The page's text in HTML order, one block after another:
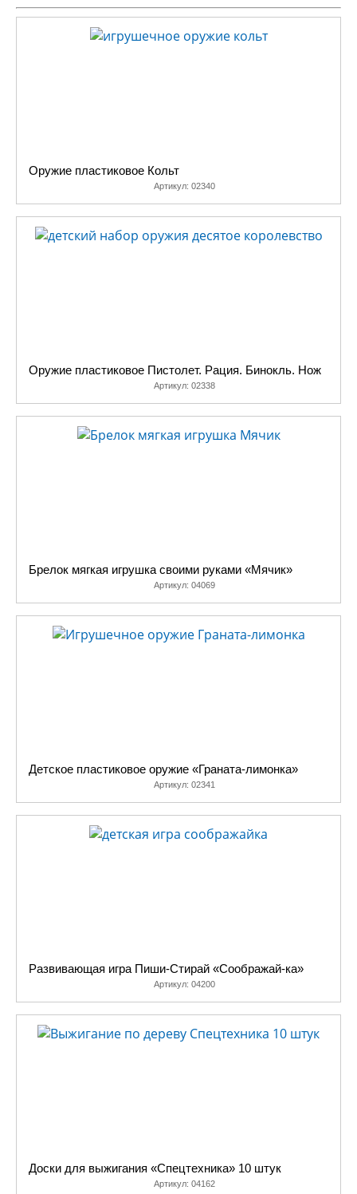
Оружие пластиковое Кольт
Артикул: 02340
Оружие пластиковое Пистолет. Рация. Бинокль. Нож
Артикул: 02338
Брелок мягкая игрушка своими руками «Мячик»
Артикул: 04069
Детское пластиковое оружие «Граната-лимонка»
Артикул: 02341
Развивающая игра Пиши-Стирай «Соображай-ка»
Артикул: 04200
Доски для выжигания «Спецтехника» 10 штук
Артикул: 04162